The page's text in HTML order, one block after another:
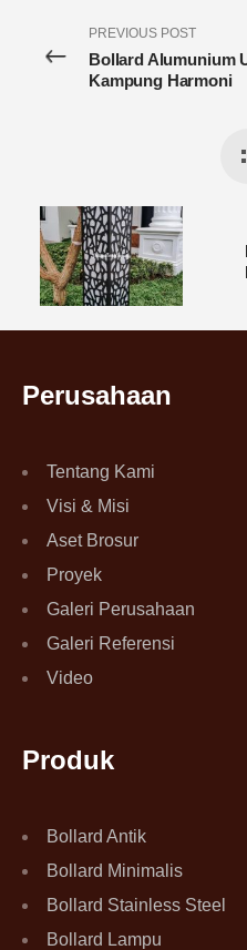
PREVIOUS POST
Bollard Alumunium
Kampung Harmoni
Perusahaan
Tentang Kami
Visi & Misi
Aset Brosur
Proyek
Galeri Perusahaan
Galeri Referensi
Video
Produk
Bollard Antik
Bollard Minimalis
Bollard Stainless Steel
Bollard Lampu